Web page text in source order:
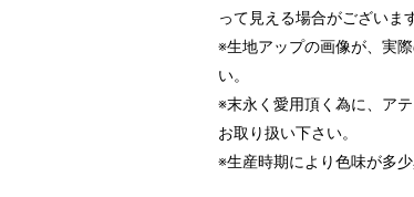
って見える場合がございま
※生地アップの画像が、実
い。
※末永く愛用頂く為に、ア
お取り扱い下さい。
※生産時期により色味が多